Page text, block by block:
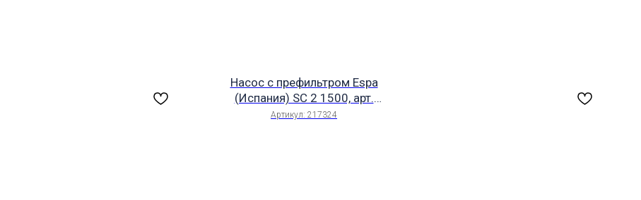
Насос с префильтром Espa
(Испания) SC 2 1500, арт.
217324
Артикул: 217324